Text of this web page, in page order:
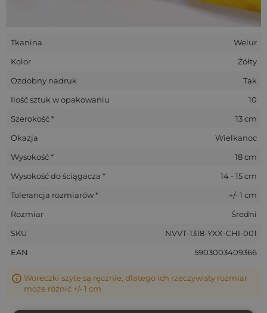
Tkanina
Welur
Kolor
Żółty
Ozdobny nadruk
Tak
Ilość sztuk w opakowaniu
10
Szerokość *
13 cm
Okazja
Wielkanoc
Wysokość *
18 cm
Wysokość do ściągacza *
14 - 15 cm
Tolerancja rozmiarów *
+/- 1 cm
Rozmiar
Średni
SKU
NVVT-1318-YXX-CHI-001
EAN
5903003409366
Woreczki szyte są ręcznie, dlatego ich rzeczywisty rozmiar
może różnić +/- 1 cm